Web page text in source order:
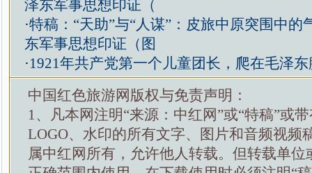
泽东军事思想印证（
·特稿：“天助”与“人谋”：皮旅中原突围中的
东军事思想印证（图
·1921年共产党第一个儿童团长，爬在毛泽
中国红色旅游网版权与免责声明：
1、凡本网注明“来源：中红网”或“特稿”或
LOGO、水印的所有文字、图片和音频视频
属中红网所有，允许他人转载。但转载单位